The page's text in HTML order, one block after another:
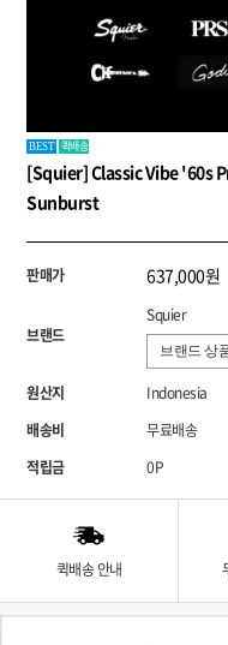
BEST 퀵배송
[Squier] Classic Vibe '60s
Sunburst
판매가 637,000원
브랜드
Squier
브랜드 상
원산지
Indonesia
배송비
무료배송
적립금
0P
퀵배송 안내